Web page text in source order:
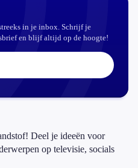
in je inbox. Schrijf je
en blijf altijd op de hoogte!
Deel je ideeën voor
op televisie, socials